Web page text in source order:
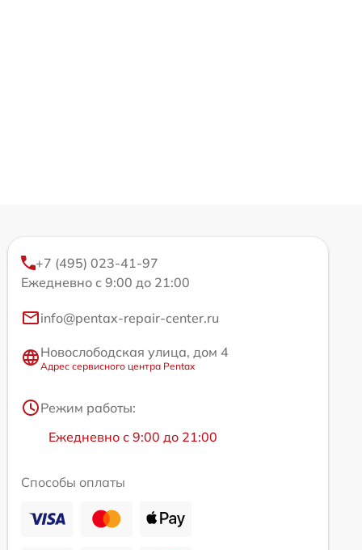
+7 (495) 023-41-97
Ежедневно с 9:00 до 21:00
info@pentax-repair-center.ru
Новослободская улица, дом 4
Адрес сервисного центра Pentax
Режим работы:
Ежедневно с 9:00 до 21:00
Способы оплаты